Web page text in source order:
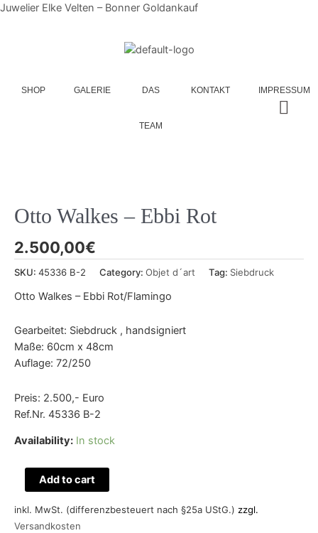
Juwelier Elke Velten – Bonner Goldankauf
SHOP GALERIE DAS
TEAM
KONTAKT IMPRESSUM
Otto Walkes – Ebbi Rot
2.500,00€
SKU: 45336 B-2 Category: Objet d´art Tag: Siebdruck
Otto Walkes – Ebbi Rot/Flamingo
Gearbeitet: Siebdruck , handsigniert
Maße: 60cm x 48cm
Auflage: 72/250
Preis: 2.500,- Euro
Ref.Nr. 45336 B-2
Availability: In stock
Add to cart
inkl. MwSt. (differenzbesteuert nach §25a UStG.) zzgl.
Versandkosten